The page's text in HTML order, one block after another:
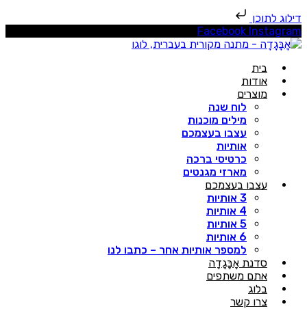
לתוכן
Facebook
בית
אודות
מוצרים
לוח שנה
מילים מוכנות
עצבו בעצמכם
אותיות
כרטיסי ברכה
מארזי מגנטים
עצבו בעצמכם
3 אותיות
4 אותיות
5 אותיות
6 אותיות
למספר אותיות אחר – כתבו לנו
סדנת אָבָּגָדָה
אתם משתפים
בלוג
צרו קשר